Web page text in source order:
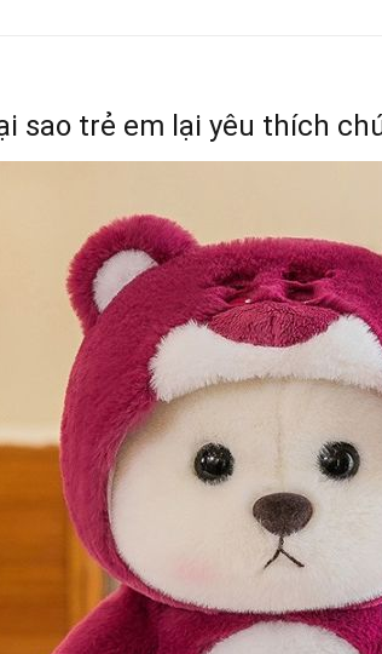
sao trẻ em lại yêu thích